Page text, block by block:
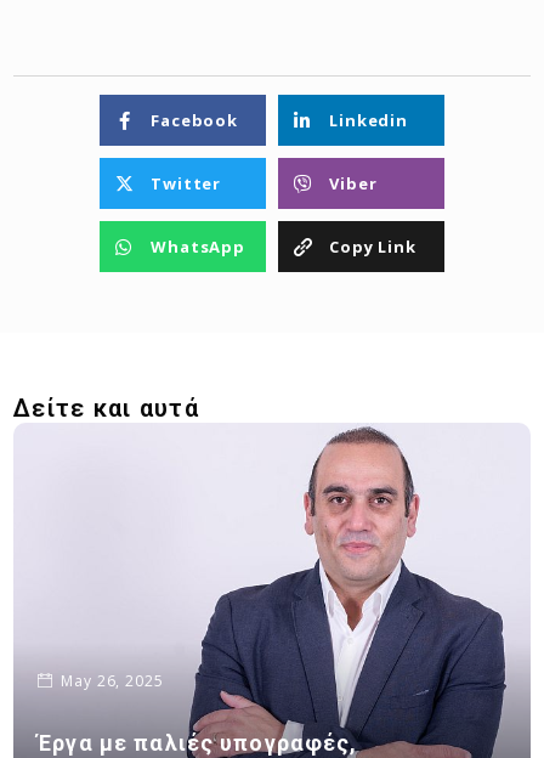
Facebook Linkedin
Twitter Viber
WhatsApp Copy Link
Δείτε και αυτά
May 26, 2025
Έργα με παλιές υπογραφές,